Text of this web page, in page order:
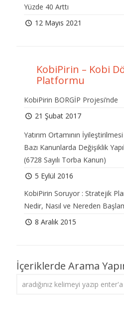
Yüzde 40 Arttı
12 Mayıs 2021
KobiPirin – Kobi
Platformu
KobiPirin BORGİP Projesi’nde
21 Şubat 2017
Yatırım Ortamının
Bazı Kanunlarda Değişiklik
(6728 Sayılı Torba Kanun)
5 Eylül 2016
KobiPirin Soruyor : Stratejik
Nedir, Nasıl ve Nereden
8 Aralık 2015
İçeriklerde Arama